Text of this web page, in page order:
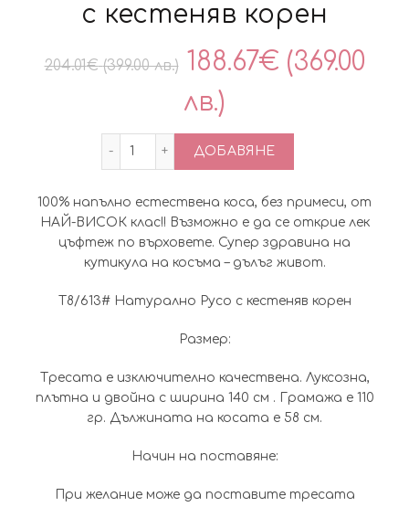
с кестеняв корен
204.01€ (399.00 лв.) Original
price
was:
(399.00
лв.).
188.67€ (369.00
лв.)
цена
188.67€
(369.00
лв.).
количество за Естествена коса -
ДОБАВЯНЕ
100% напълно естествена коса, без примеси, от
НАЙ-ВИСОК клас!! Възможно е да се открие лек
цъфтеж по върховете. Супер здравина на
кутикула на косъма – дълъг живот.
Т8/613# Натурално Русо с кестеняв корен
Размер:
Тресата е изключително качествена. Луксозна,
плътна и двойна с ширина 140 см . Грамажа е 110
гр. Дължината на косата е 58 см.
Начин на поставяне:
При желание може да поставите тресата